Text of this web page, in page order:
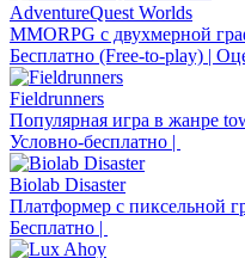
AdventureQuest Worlds
MMORPG с двухмерной
Бесплатно (Free-to-play) |
Fieldrunners
Популярная игра в жанре
Условно-бесплатно |
Biolab Disaster
Платформер с пиксельной
Бесплатно |